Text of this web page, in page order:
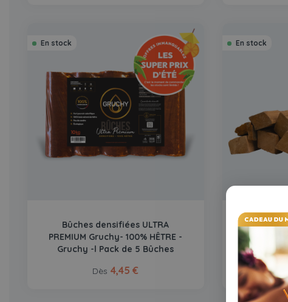
En stock
Bûches densifiées ULTRA
PREMIUM Gruchy- 100% HÊTRE -
Gruchy -l Pack de 5 Bûches
Dès 4,45 €
En stock
Sac en